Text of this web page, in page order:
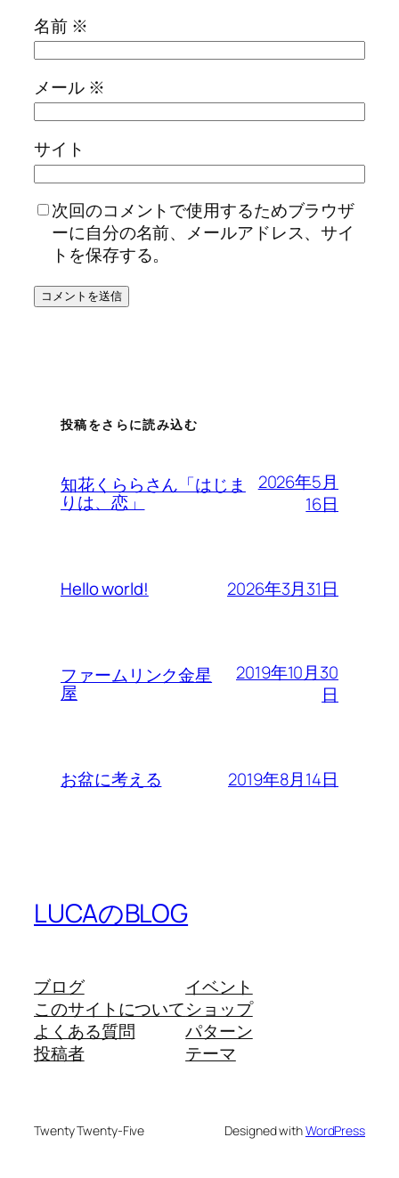
名前 ※
メール ※
サイト
次回のコメントで使用するためブラウザ
ーに自分の名前、メールアドレス、サイ
トを保存する。
投稿をさらに読み込む
知花くららさん「はじま
りは、恋」
2026年5月
16日
Hello world! 2026年3月31日
ファームリンク金星
屋
2019年10月30
日
お盆に考える 2019年8月14日
LUCAのBLOG
ブログ
このサイトについて
よくある質問
投稿者
イベント
ショップ
パターン
テーマ
Twenty Twenty-Five Designed withWordPress